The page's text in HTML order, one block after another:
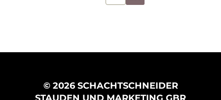
© 2026 SCHACHTSCHNEIDER